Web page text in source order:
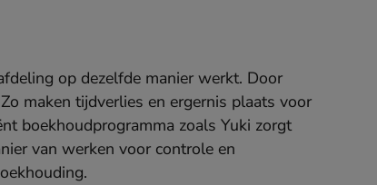
op dezelfde manier werkt. Door
maken tijdverlies en ergernis plaats voor
boekhoudprogramma zoals Yuki zorgt
van werken voor controle en